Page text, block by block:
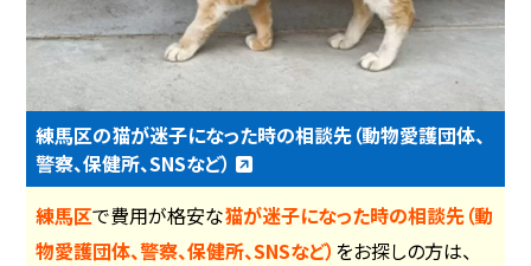
練馬区の猫が迷子になった時の相談先（動物愛護団体、
警察、保健所、SNSなど）
練馬区で費用が格安な猫が迷子になった時の相談先（動
物愛護団体、警察、保健所、SNSなど） をお探しの方は、